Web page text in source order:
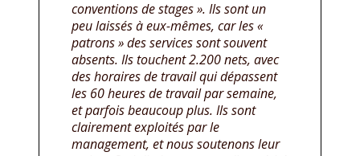
conventions de stages ». Ils sont un
peu laissés à eux-mêmes, car les «
patrons » des services sont souvent
absents. Ils touchent 2.200 nets, avec
des horaires de travail qui dépassent
les 60 heures de travail par semaine,
et parfois beaucoup plus. Ils sont
clairement exploités par le
management, et nous soutenons leur